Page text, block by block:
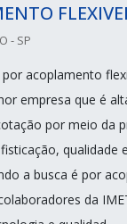
- SP
acoplamento
empresa que é
por meio da
qualidade
a busca é por
da